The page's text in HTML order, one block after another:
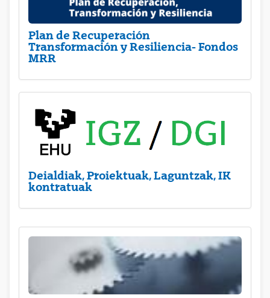
Plan de Recuperación
Transformación y Resiliencia- Fondos
MRR
Deialdiak, Proiektuak, Laguntzak, IK
kontratuak